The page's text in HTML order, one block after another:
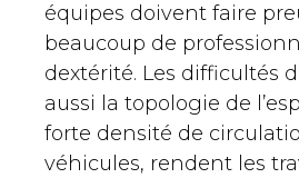
équipes doivent faire
beaucoup de
dextérité. Les difficultés
aussi la topologie de
forte densité de
véhicules, rendent les